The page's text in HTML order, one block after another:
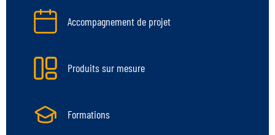
Accompagnement de projet
Produits sur mesure
Formations